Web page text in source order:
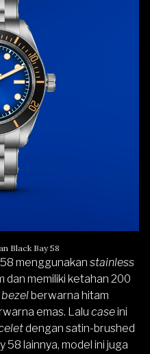
Black Bay 58
menggunakan stainless
dan memiliki ketahan 200
berwarna hitam
emas. Lalu caseini
dengan satin-brushed
58 lainnya, model ini juga